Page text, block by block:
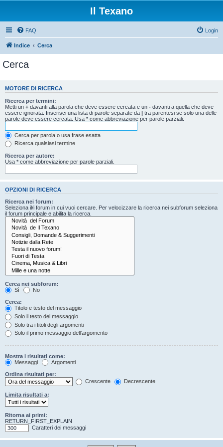
Il Texano
FAQ Login
Indice Cerca
Cerca
MOTORE DI RICERCA
Ricerca per termini:
Metti un + davanti alla parola che deve essere cercata e un - davanti a quella che deve
essere ignorata. Inserisci una lista di parole separate da | tra parentesi se solo una delle
parole deve essere cercata. Usa * come abbreviazione per parole parziali.
Cerca per parola o usa frase esatta
Ricerca qualsiasi termine
Ricerca per autore:
Usa * come abbreviazione per parole parziali.
OPZIONI DI RICERCA
Ricerca nei forum:
Seleziona il/i forum in cui vuoi cercare. Per velocizzare la ricerca nei subforum seleziona
il forum principale e abilita la ricerca.
Cerca nei subforum:
Sì
No
Cerca:
Titolo e testo del messaggio
Solo il testo del messaggio
Solo tra i titoli degli argomenti
Solo il primo messaggio dell’argomento
Mostra i risultati come:
Messaggi
Argomenti
Ordina risultati per:
Crescente
Decrescente
Limita risultati a:
Ritorna ai primi:
RETURN_FIRST_EXPLAIN
Caratteri dei messaggi